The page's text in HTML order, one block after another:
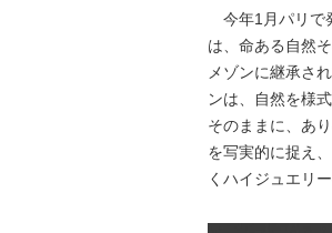
今年1月パリで
は、命ある自然
メゾンに継承さ
ンは、自然を様
そのままに、あ
を写実的に捉え
くハイジュエリ